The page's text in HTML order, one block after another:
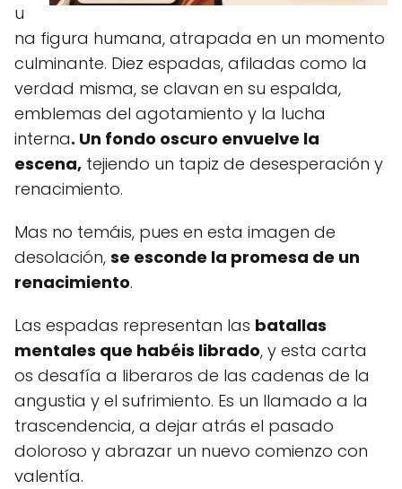
u
na figura humana, atrapada en un momento
culminante. Diez espadas, afiladas como la
verdad misma, se clavan en su espalda,
emblemas del agotamiento y la lucha
interna. Un fondo oscuro envuelve la
escena, tejiendo un tapiz de desesperación y
renacimiento.
Mas no temáis, pues en esta imagen de
desolación, se esconde la promesa de un
renacimiento.
Las espadas representan las batallas
mentales que habéis librado, y esta carta
os desafía a liberaros de las cadenas de la
angustia y el sufrimiento. Es un llamado a la
trascendencia, a dejar atrás el pasado
doloroso y abrazar un nuevo comienzo con
valentía.